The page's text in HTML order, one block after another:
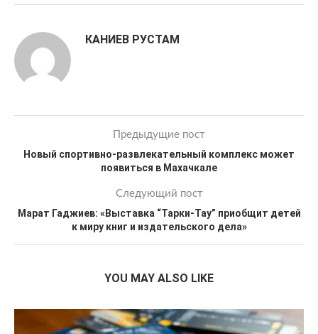
КАНИЕВ РУСТАМ
Предыдущие пост
Новый спортивно-развлекательный комплекс может
появиться в Махачкале
Следующий пост
Марат Гаджиев: «Выставка “Тарки-Тау” приобщит детей
к миру книг и издательского дела»
YOU MAY ALSO LIKE